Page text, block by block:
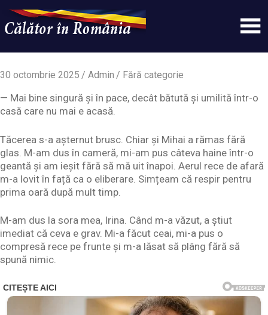
content
Calatorinromania
simplu
WordPress
30 octombrie 2025 Admin Fără categorie
— Mai bine singură și în pace, decât bătută și umilită într-o
casă care nu mai e acasă.
Tăcerea s-a așternut brusc. Chiar și Mihai a rămas fără
glas. M-am dus în cameră, mi-am pus câteva haine într-o
geantă și am ieșit fără să mă uit înapoi. Aerul rece de afară
m-a lovit în față ca o eliberare. Simțeam că respir pentru
prima oară după mult timp.
M-am dus la sora mea, Irina. Când m-a văzut, a știut
imediat că ceva e grav. Mi-a făcut ceai, mi-a pus o
compresă rece pe frunte și m-a lăsat să plâng fără să
spună nimic.